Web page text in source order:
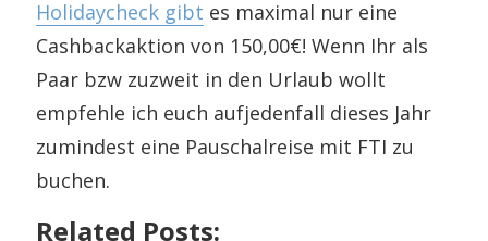
Holidaycheck gibt es maximal nur eine
Cashbackaktion von 150,00€! Wenn Ihr als
Paar bzw zuzweit in den Urlaub wollt
empfehle ich euch aufjedenfall dieses Jahr
zumindest eine Pauschalreise mit FTI zu
buchen.
Related Posts: